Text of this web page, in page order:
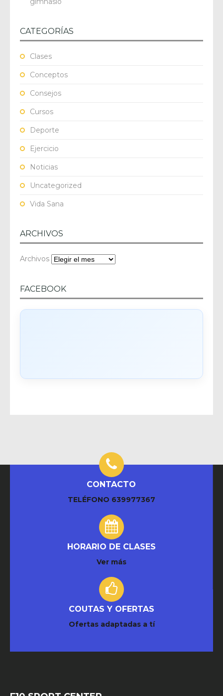
CATEGORÍAS
Clases
Conceptos
Consejos
Cursos
Deporte
Ejercicio
Noticias
Uncategorized
Vida Sana
ARCHIVOS
Archivos
FACEBOOK
CONTACTO
TELÉFONO 639977367
HORARIO DE CLASES
Ver más
COUTAS Y OFERTAS
Ofertas adaptadas a tí